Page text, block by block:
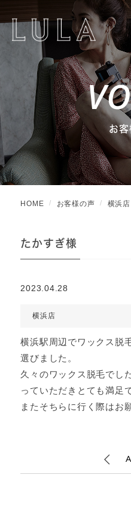
お
HOME お客様の声 横浜店
たかすぎ様
2023.04.28
横浜店
横浜駅周辺でワックス脱
選びました。
久々のワックス脱毛でし
っていただきとても満足
またそちらに行く際はお